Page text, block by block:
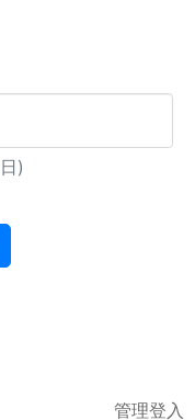
)
管理登入